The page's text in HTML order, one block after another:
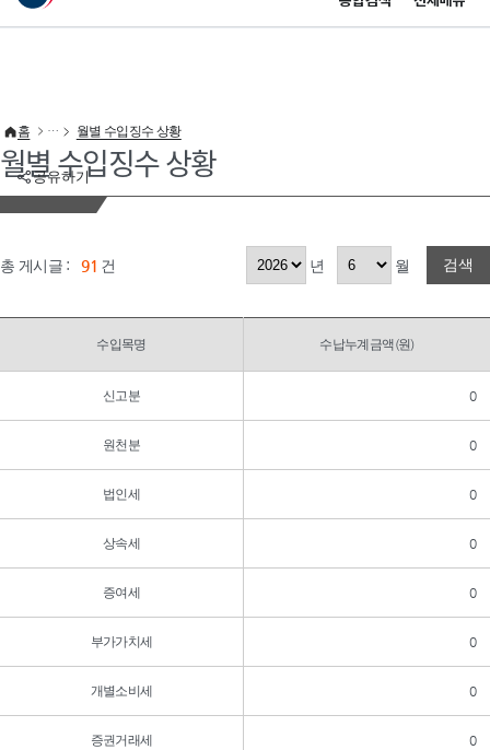
이 누리집은 대한민국 공식 전자정부 누리집입니다.
공유하기
홈 월별 수입징수 상황
월별 수입징수 상황
총 게시글 : 91 건 년 월 검색
수입목명 수납누계금액(원)
신고분 0
원천분 0
법인세 0
상속세 0
증여세 0
부가가치세 0
개별소비세 0
증권거래세 0